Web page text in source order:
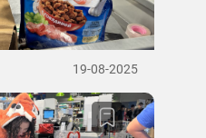
19-08-2025